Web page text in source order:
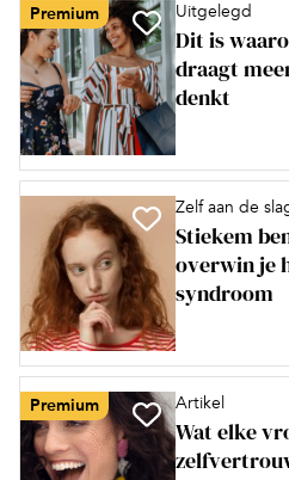
Premium Uitgelegd
Dit is
draagt
denkt
Zelf aan de
Stiekem
overwin je
syndroom
Premium Artikel
Wat elke